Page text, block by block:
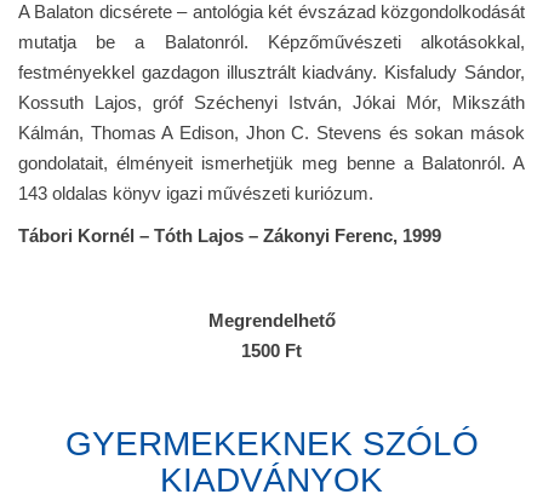
A Balaton dicsérete – antológia két évszázad közgondolkodását
mutatja be a Balatonról. Képzőművészeti alkotásokkal,
festményekkel gazdagon illusztrált kiadvány. Kisfaludy Sándor,
Kossuth Lajos, gróf Széchenyi István, Jókai Mór, Mikszáth
Kálmán, Thomas A Edison, Jhon C. Stevens és sokan mások
gondolatait, élményeit ismerhetjük meg benne a Balatonról. A
143 oldalas könyv igazi művészeti kuriózum.
Tábori Kornél – Tóth Lajos – Zákonyi Ferenc, 1999
Megrendelhető
1500 Ft
GYERMEKEKNEK SZÓLÓ
KIADVÁNYOK